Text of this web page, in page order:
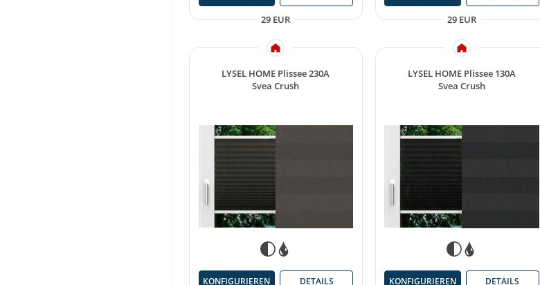
29 EUR 29 EUR
LYSEL HOME Plissee 230A
Svea Crush
KONFIGURIEREN DETAILS
LYSEL HOME Plissee 130A
Svea Crush
KONFIGURIEREN DETAILS